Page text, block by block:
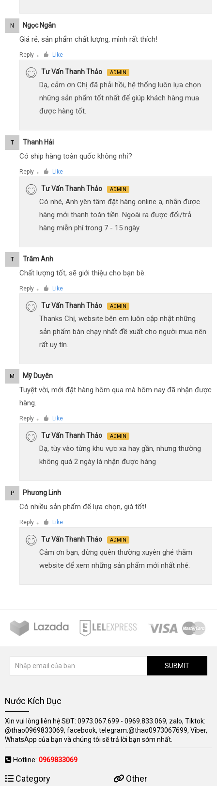
N Ngọc Ngân
Giá rẻ, sản phẩm chất lượng, mình rất thích!
Reply ● Like
Tư Vấn Thanh Thảo ADMIN
Dạ, cảm ơn Chị đã phải hồi, hệ thống luôn lựa chọn
những sản phẩm tốt nhất để giúp khách hàng mua
được hàng tốt.
T Thanh Hải
Có ship hàng toàn quốc không nhỉ?
Reply ● Like
Tư Vấn Thanh Thảo ADMIN
Có nhé, Anh yên tâm đặt hàng online ạ, nhận được
hàng mới thanh toán tiền. Ngoài ra được đổi/trả
hàng miễn phí trong 7 - 15 ngày
T Trâm Anh
Chất lượng tốt, sẽ giới thiệu cho bạn bè.
Reply ● Like
Tư Vấn Thanh Thảo ADMIN
Thanks Chị, website bên em luôn cập nhật những
sản phẩm bán chạy nhất đề xuất cho người mua nên
rất uy tín.
M Mỹ Duyên
Tuyệt vời, mới đặt hàng hôm qua mà hôm nay đã nhận được
hàng.
Reply ● Like
Tư Vấn Thanh Thảo ADMIN
Dạ, tùy vào từng khu vực xa hay gần, nhưng thường
không quá 2 ngày là nhận được hàng
P Phương Linh
Có nhiều sản phẩm để lựa chọn, giá tốt!
Reply ● Like
Tư Vấn Thanh Thảo ADMIN
Cảm ơn bạn, đừng quên thường xuyên ghé thăm
website để xem những sản phẩm mới nhất nhé.
SUBMIT
Nước Kích Dục
Xin vui lòng liên hệ SĐT: 0973.067.699 - 0969.833.069, zalo, Tiktok:
@thao0969833069, facebook, telegram:@thao0973067699, Viber,
WhatsApp của bạn và chúng tôi sẽ trả lời bạn sớm nhất.
Hotline: 0969833069
Category Other